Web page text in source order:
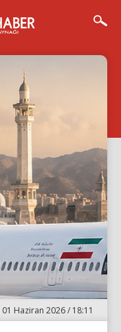
01 Haziran 2026 / 18:11